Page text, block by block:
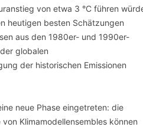
von etwa 3 °C führen
heutigen besten Schätzungen
aus den 1980er- und 1990er-
globalen
der historischen Emissionen
neue Phase eingetreten: die
von Klimamodellensembles können